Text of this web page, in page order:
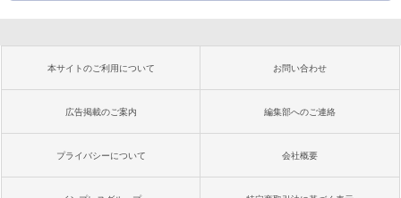
本サイトのご利用について お問い合わせ
広告掲載のご案内 編集部へのご連絡
プライバシーについて 会社概要